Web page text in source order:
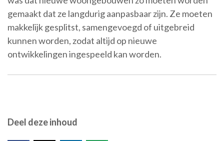
gemaakt dat ze langdurig aanpasbaar zijn. Ze moeten
makkelijk gesplitst, samengevoegd of uitgebreid
kunnen worden, zodat altijd op nieuwe
ontwikkelingen ingespeeld kan worden.
Deel deze inhoud